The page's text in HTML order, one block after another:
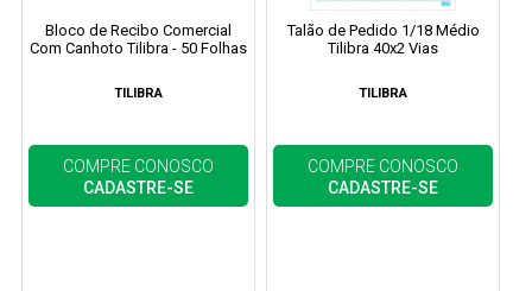
Bloco de Recibo Comercial
Com Canhoto Tilibra - 50 Folhas
TILIBRA
COMPRE CONOSCO
CADASTRE-SE
Talão de Pedido 1/18 Médio
Tilibra 40x2 Vias
TILIBRA
COMPRE CONOSCO
CADASTRE-SE